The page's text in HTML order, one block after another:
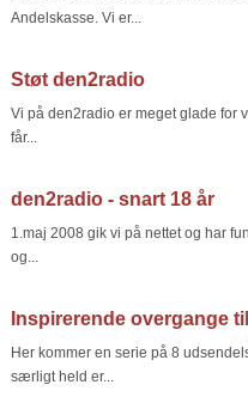
Andelskasse. Vi er...
Støt den2radio
Vi på den2radio er meget glade for
får...
den2radio - snart 18 år
1.maj 2008 gik vi på nettet og har
og...
Inspirerende overgange
Her kommer en serie på 8
særligt held er...